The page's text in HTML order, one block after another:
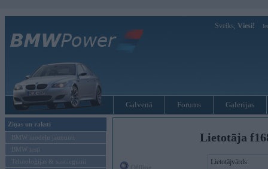
Sveiks, Viesi!
Galvenā Forums Galerijas
Ziņas un raksti
BMW modeļu jaunumi
BMW testi
Tehnoloģijas & sasniegumi
Lietotāja
Lietotājvārds: